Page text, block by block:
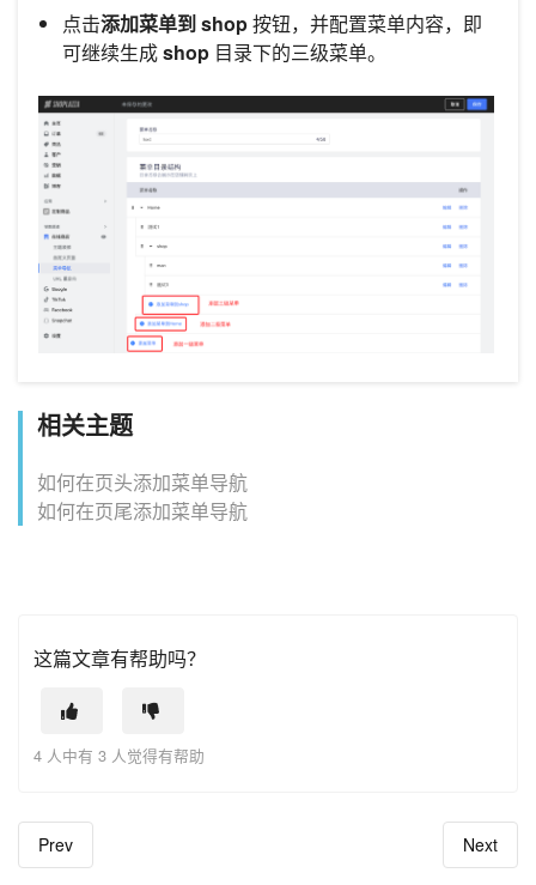
点击添加菜单到 shop按钮，并配置菜单内容，即
可继续生成shop 目录下的三级菜单。
相关主题
如何在页头添加菜单导航
如何在页尾添加菜单导航
这篇文章有帮助吗？
4 人中有 3 人觉得有帮助
Prev Next